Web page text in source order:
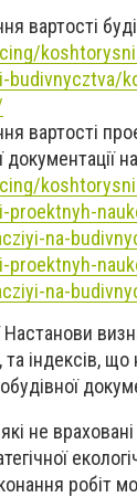
вартості
budivnycztva/
вартості
proektnyh-
na-
proektnyh-
na-
індексів,
не
робіт